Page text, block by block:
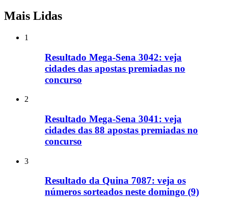
Mais Lidas
1
Resultado Mega-Sena 3042: veja
cidades das apostas premiadas no
concurso
2
Resultado Mega-Sena 3041: veja
cidades das 88 apostas premiadas no
concurso
3
Resultado da Quina 7087: veja os
números sorteados neste domingo (9)